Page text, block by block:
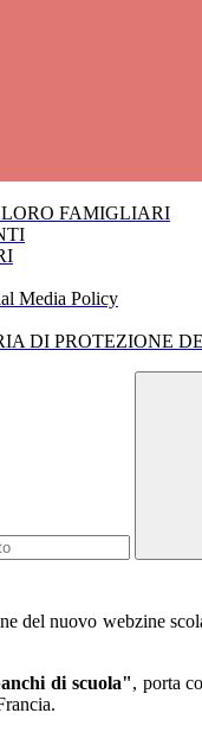
LORO FAMIGLIARI
Media Policy
DI PROTEZIONE
del nuovo webzine
di scuola", porta